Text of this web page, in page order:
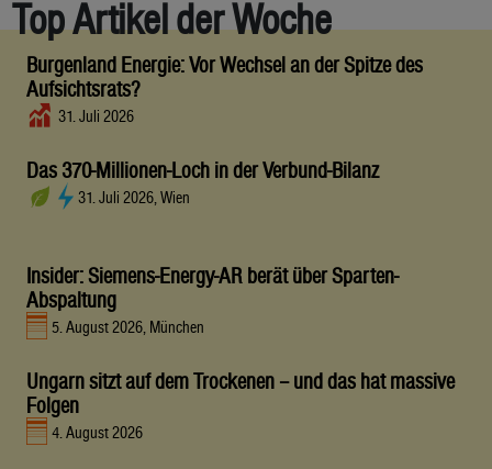
Top Artikel der Woche
Burgenland Energie: Vor Wechsel an der Spitze des
Aufsichtsrats?
31. Juli 2026
Das 370-Millionen-Loch in der Verbund-Bilanz
31. Juli 2026, Wien
Insider: Siemens-Energy-AR berät über Sparten-
Abspaltung
5. August 2026, München
Ungarn sitzt auf dem Trockenen – und das hat massive
Folgen
4. August 2026